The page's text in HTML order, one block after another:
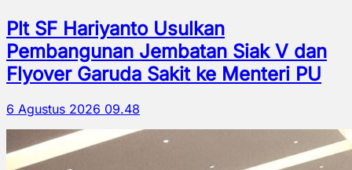
Plt SF Hariyanto Usulkan
Pembangunan Jembatan Siak V dan
Flyover Garuda Sakit ke Menteri PU
6 Agustus 2026 09.48